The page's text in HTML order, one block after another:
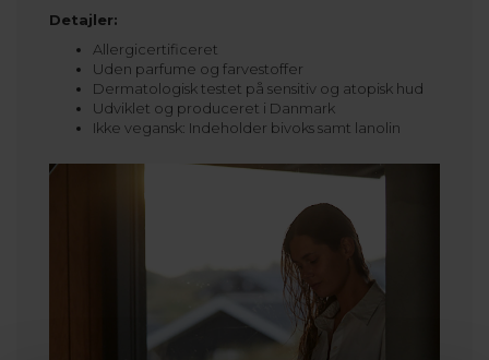
Detajler:
Allergicertificeret
Uden parfume og farvestoffer
Dermatologisk testet på sensitiv og atopisk hud
Udviklet og produceret i Danmark
Ikke vegansk: Indeholder bivoks samt lanolin